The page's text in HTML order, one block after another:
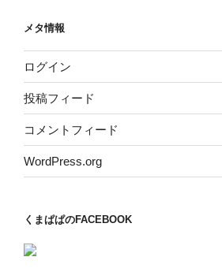
メタ情報
ログイン
投稿フィード
コメントフィード
WordPress.org
くまぱぱのFACEBOOK